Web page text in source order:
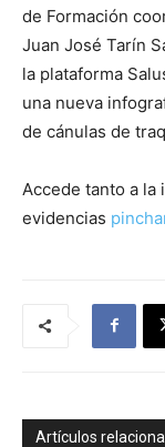
de Formación
Juan José Tarín
la plataforma
una nueva
de cánulas de
Accede tanto a la
evidencias
Artículos